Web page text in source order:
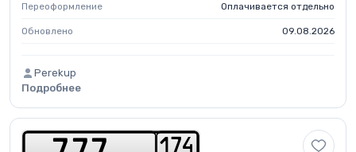
Переоформление Оплачивается отдельно
Обновлено 09.08.2026
Perekup
Подробнее
1 74